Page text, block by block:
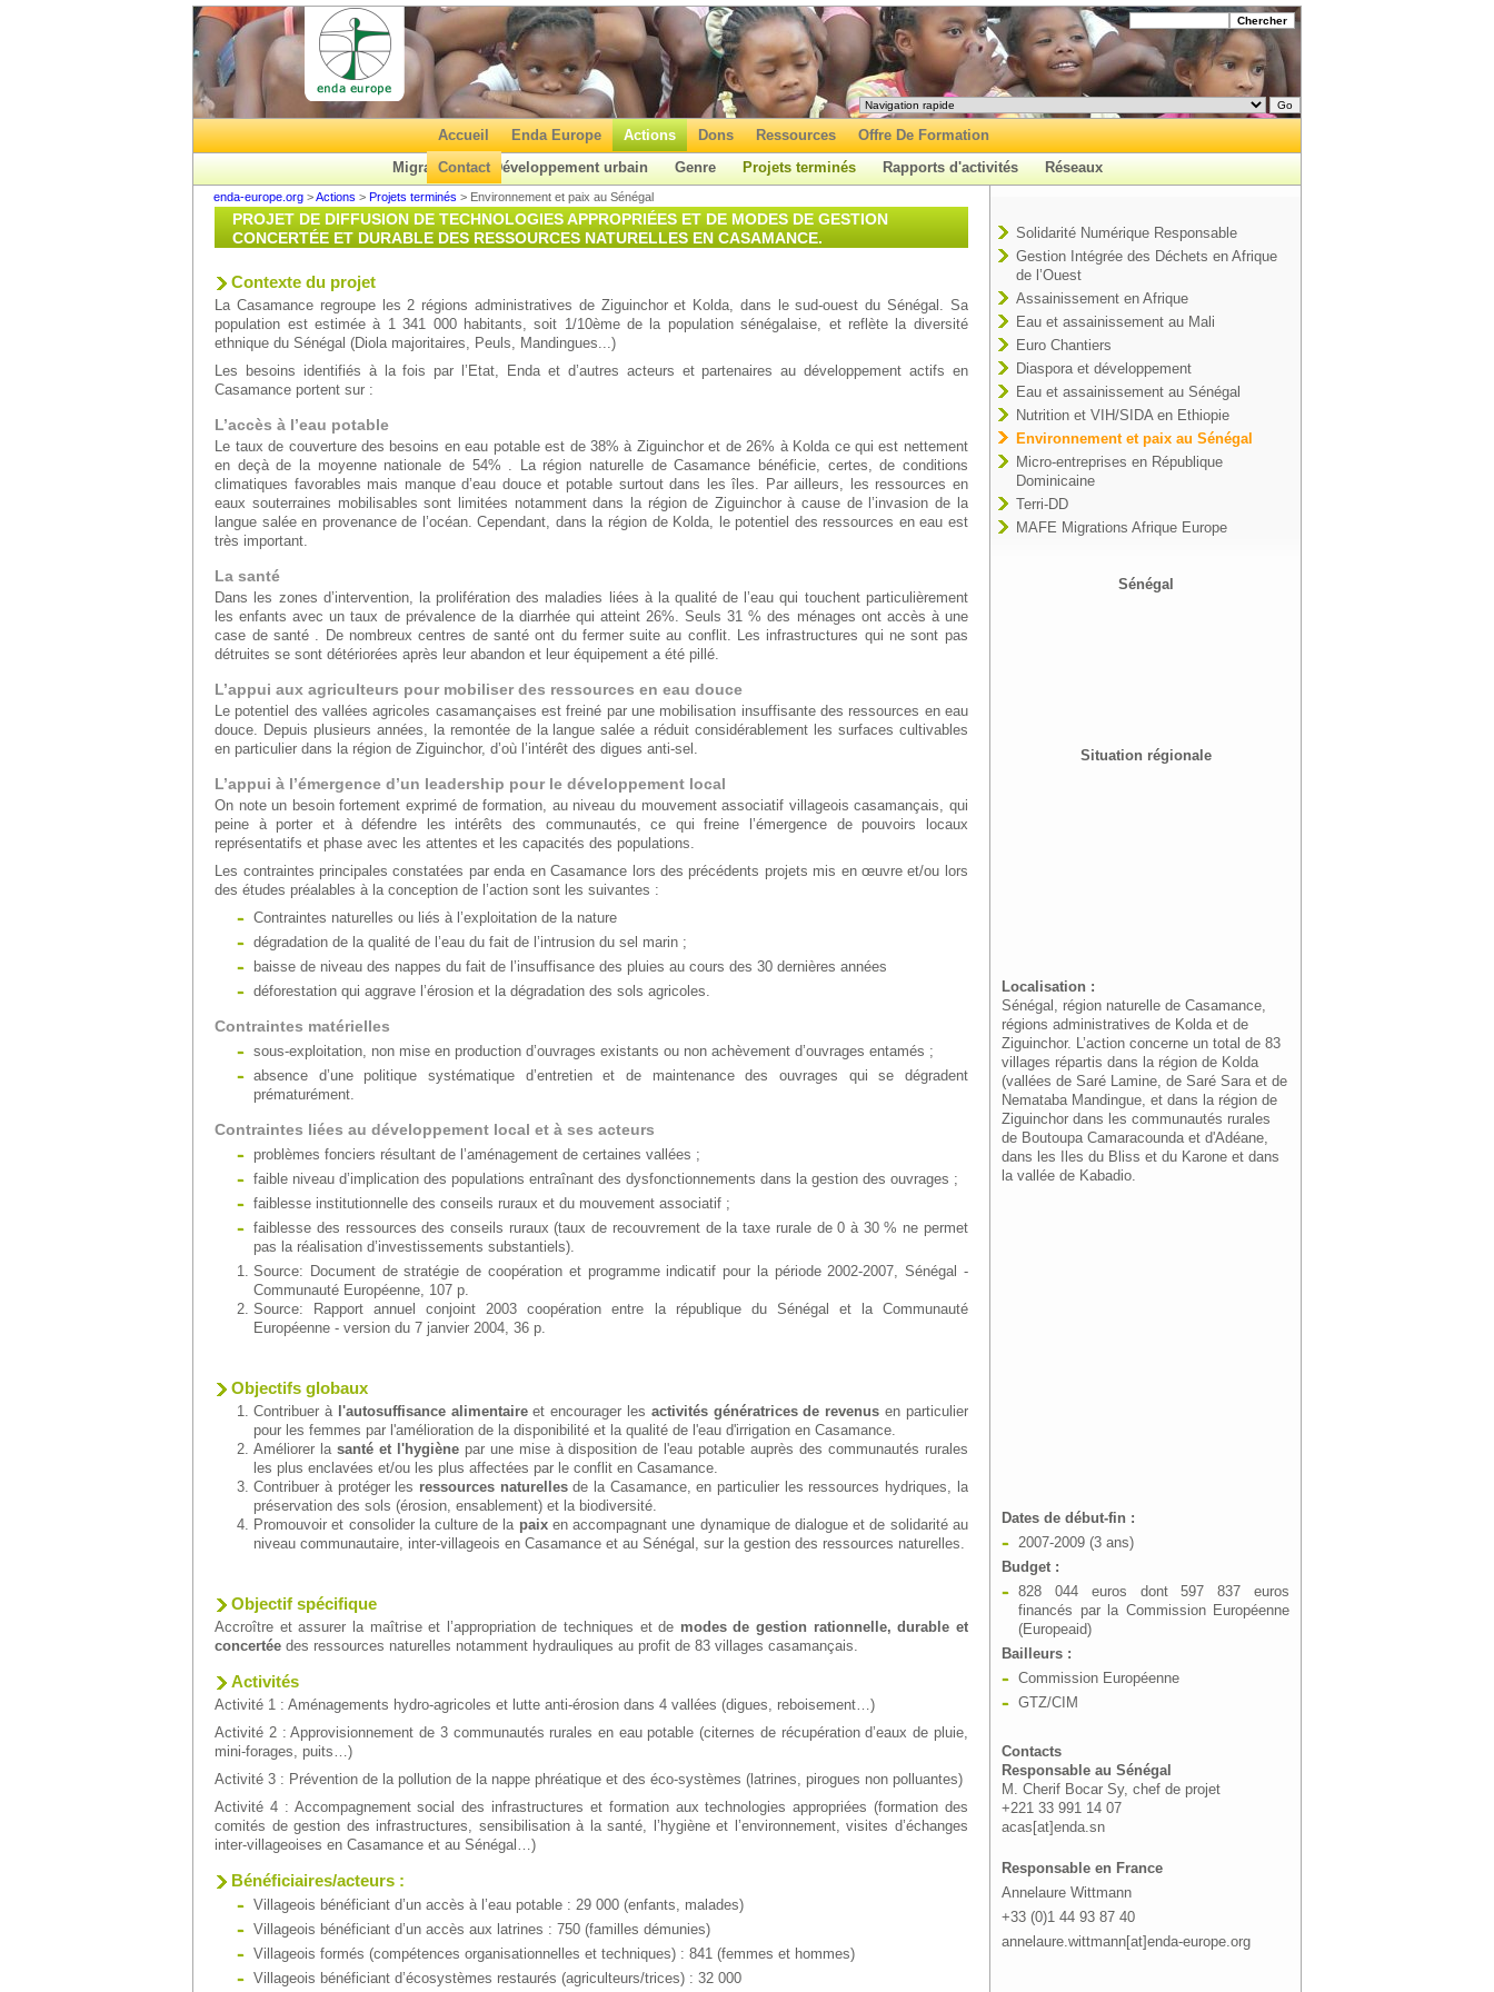
Accueil Enda Europe Actions Dons Ressources
Offre De Formation
Contact
Migrations Développement urbain Genre Projets terminés Rapports d'activités Réseaux
Solidarité Numérique Responsable
Gestion Intégrée des Déchets en Afrique
de l’Ouest
Assainissement en Afrique
Eau et assainissement au Mali
Euro Chantiers
Diaspora et développement
Eau et assainissement au Sénégal
Nutrition et VIH/SIDA en Ethiopie
Environnement et paix au Sénégal
Micro-entreprises en République
Dominicaine
Terri-DD
MAFE Migrations Afrique Europe
Sénégal
Situation régionale
Localisation :
Sénégal, région naturelle de Casamance,
régions administratives de Kolda et de
Ziguinchor. L’action concerne un total de 83
villages répartis dans la région de Kolda
(vallées de Saré Lamine, de Saré Sara et de
Nemataba Mandingue, et dans la région de
Ziguinchor dans les communautés rurales
de Boutoupa Camaracounda et d'Adéane,
dans les Iles du Bliss et du Karone et dans
la vallée de Kabadio.
Dates de début-fin :
2007-2009 (3 ans)
Budget :
828 044 euros dont 597 837 euros
financés par la Commission Européenne
(Europeaid)
Bailleurs :
Commission Européenne
GTZ/CIM
Contacts
Responsable au Sénégal
M. Cherif Bocar Sy, chef de projet
+221 33 991 14 07
acas[at]enda.sn
Responsable en France
Annelaure Wittmann
+33 (0)1 44 93 87 40
annelaure.wittmann[at]enda-europe.org
enda-europe.org >Actions > Projets terminés > Environnement et paix au Sénégal
PROJET DE DIFFUSION DE TECHNOLOGIES APPROPRIÉES ET DE MODES DE GESTION
CONCERTÉE ET DURABLE DES RESSOURCES NATURELLES EN CASAMANCE.
Contexte du projet
La Casamance regroupe les 2 régions administratives de Ziguinchor et Kolda, dans le sud-ouest du Sénégal. Sa
population est estimée à 1 341 000 habitants, soit 1/10ème de la population sénégalaise, et reflète la diversité
ethnique du Sénégal (Diola majoritaires, Peuls, Mandingues...)
Les besoins identifiés à la fois par l’Etat, Enda et d’autres acteurs et partenaires au développement actifs en
Casamance portent sur :
L’accès à l’eau potable
Le taux de couverture des besoins en eau potable est de 38% à Ziguinchor et de 26% à Kolda ce qui est nettement
en deçà de la moyenne nationale de 54% . La région naturelle de Casamance bénéficie, certes, de conditions
climatiques favorables mais manque d’eau douce et potable surtout dans les îles. Par ailleurs, les ressources en
eaux souterraines mobilisables sont limitées notamment dans la région de Ziguinchor à cause de l’invasion de la
langue salée en provenance de l’océan. Cependant, dans la région de Kolda, le potentiel des ressources en eau est
très important.
La santé
Dans les zones d’intervention, la prolifération des maladies liées à la qualité de l’eau qui touchent particulièrement
les enfants avec un taux de prévalence de la diarrhée qui atteint 26%. Seuls 31 % des ménages ont accès à une
case de santé . De nombreux centres de santé ont du fermer suite au conflit. Les infrastructures qui ne sont pas
détruites se sont détériorées après leur abandon et leur équipement a été pillé.
L’appui aux agriculteurs pour mobiliser des ressources en eau douce
Le potentiel des vallées agricoles casamançaises est freiné par une mobilisation insuffisante des ressources en eau
douce. Depuis plusieurs années, la remontée de la langue salée a réduit considérablement les surfaces cultivables
en particulier dans la région de Ziguinchor, d’où l’intérêt des digues anti-sel.
L’appui à l’émergence d’un leadership pour le développement local
On note un besoin fortement exprimé de formation, au niveau du mouvement associatif villageois casamançais, qui
peine à porter et à défendre les intérêts des communautés, ce qui freine l’émergence de pouvoirs locaux
représentatifs et phase avec les attentes et les capacités des populations.
Les contraintes principales constatées par enda en Casamance lors des précédents projets mis en œuvre et/ou lors
des études préalables à la conception de l’action sont les suivantes :
Contraintes naturelles ou liés à l’exploitation de la nature
dégradation de la qualité de l’eau du fait de l’intrusion du sel marin ;
baisse de niveau des nappes du fait de l’insuffisance des pluies au cours des 30 dernières années
déforestation qui aggrave l’érosion et la dégradation des sols agricoles.
Contraintes matérielles
sous-exploitation, non mise en production d’ouvrages existants ou non achèvement d’ouvrages entamés ;
absence d’une politique systématique d’entretien et de maintenance des ouvrages qui se dégradent
prématurément.
Contraintes liées au développement local et à ses acteurs
problèmes fonciers résultant de l’aménagement de certaines vallées ;
faible niveau d’implication des populations entraînant des dysfonctionnements dans la gestion des ouvrages ;
faiblesse institutionnelle des conseils ruraux et du mouvement associatif ;
faiblesse des ressources des conseils ruraux (taux de recouvrement de la taxe rurale de 0 à 30 % ne permet
pas la réalisation d’investissements substantiels).
Source: Document de stratégie de coopération et programme indicatif pour la période 2002-2007, Sénégal -
Communauté Européenne, 107 p.
Source: Rapport annuel conjoint 2003 coopération entre la république du Sénégal et la Communauté
Européenne - version du 7 janvier 2004, 36 p.
Objectifs globaux
Contribuer à l'autosuffisance alimentaireet encourager les activités génératrices de revenus en particulier
pour les femmes par l'amélioration de la disponibilité et la qualité de l'eau d'irrigation en Casamance.
Améliorer lasanté et l'hygiènepar une mise à disposition de l'eau potable auprès des communautés rurales
les plus enclavées et/ou les plus affectées par le conflit en Casamance.
Contribuer à protéger les ressources naturellesde la Casamance, en particulier les ressources hydriques, la
préservation des sols (érosion, ensablement) et la biodiversité.
Promouvoir et consolider la culture de la paixen accompagnant une dynamique de dialogue et de solidarité au
niveau communautaire, inter-villageois en Casamance et au Sénégal, sur la gestion des ressources naturelles.
Objectif spécifique
Accroître et assurer la maîtrise et l’appropriation de techniques et de modes de gestion rationnelle, durable et
concertée des ressources naturelles notamment hydrauliques au profit de 83 villages casamançais.
Activités
Activité 1 : Aménagements hydro-agricoles et lutte anti-érosion dans 4 vallées (digues, reboisement…)
Activité 2 : Approvisionnement de 3 communautés rurales en eau potable (citernes de récupération d’eaux de pluie,
mini-forages, puits…)
Activité 3 : Prévention de la pollution de la nappe phréatique et des éco-systèmes (latrines, pirogues non polluantes)
Activité 4 : Accompagnement social des infrastructures et formation aux technologies appropriées (formation des
comités de gestion des infrastructures, sensibilisation à la santé, l’hygiène et l’environnement, visites d’échanges
inter-villageoises en Casamance et au Sénégal…)
Bénéficiaires/acteurs :
Villageois bénéficiant d’un accès à l’eau potable : 29 000 (enfants, malades)
Villageois bénéficiant d’un accès aux latrines : 750 (familles démunies)
Villageois formés (compétences organisationnelles et techniques) : 841 (femmes et hommes)
Villageois bénéficiant d’écosystèmes restaurés (agriculteurs/trices) : 32 000